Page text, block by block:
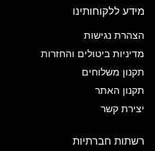
מידע ללקוחותינו
הצהרת נגישות
מדיניות ביטולים והחזרות
תקנון משלוחים
תקנון האתר
יצירת קשר
רשתות חברתיות